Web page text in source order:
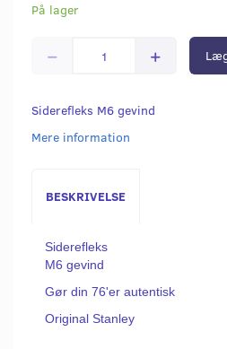
På lager
Siderefleks M6 gevind
Mere information
BESKRIVELSE
Siderefleks
M6 gevind
Gør din 76'er autentisk
Original Stanley